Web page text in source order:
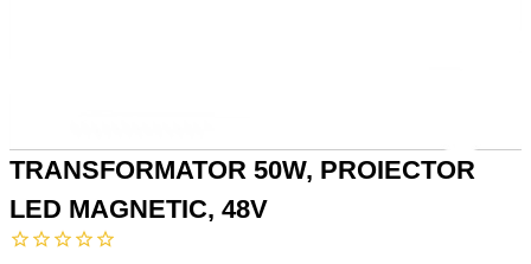
TRANSFORMATOR 50W, PROIECTOR
LED MAGNETIC, 48V